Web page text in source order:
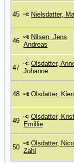
45 Nielsdatter,
46
Nilsen, Jens
Andreas
47
Olsdatter,
Johanne
48 Olsdatter,
49
Olsdatter,
Emillie
50
Olsdatter,
Zahl